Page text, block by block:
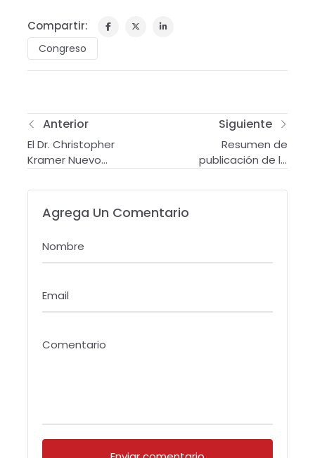
Compartir:
Congreso
Anterior
El Dr. Christopher
Kramer Nuevo
American
College Of
Cardiology
Siguiente
Resumen de
publicación de la
Circulation:
Agrega Un Comentario
Nombre
Email
Comentario